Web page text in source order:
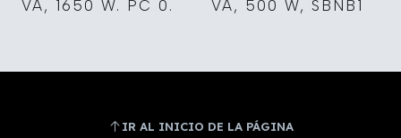
VA, 1650 W. PC 0.
VA, 500 W, SBNB1
IR AL INICIO DE LA PÁGINA